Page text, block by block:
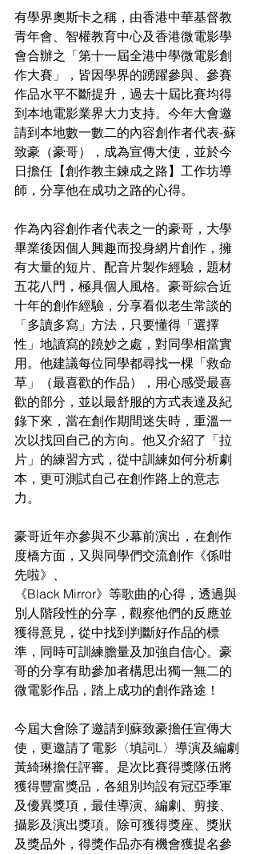
有學界奧斯卡之稱，由香港中華基督教
青年會、智權教育中心及香港微電影學
會合辦之「第十一屆全港中學微電影創
作大賽」，皆因學界的踴躍參與、參賽
作品水平不斷提升，過去十屆比賽均得
到本地電影業界大力支持。今年大會邀
請到本地數一數二的內容創作者代表-蘇
致豪（豪哥），成為宣傳大使，並於今
日擔任【創作教主鍊成之路】工作坊導
師，分享他在成功之路的心得。
作為內容創作者代表之一的豪哥，大學
畢業後因個人興趣而投身網片創作，擁
有大量的短片、配音片製作經驗，題材
五花八門，極具個人風格。豪哥綜合近
十年的創作經驗，分享看似老生常談的
「多讀多寫」方法，只要懂得「選擇
性」地讀寫的蹺妙之處，對同學相當實
用。他建議每位同學都尋找一棵「救命
草」（最喜歡的作品），用心感受最喜
歡的部分，並以最舒服的方式表達及紀
錄下來，當在創作期間迷失時，重溫一
次以找回自己的方向。他又介紹了「拉
片」的練習方式，從中訓練如何分析劇
本，更可測試自己在創作路上的意志
力。
豪哥近年亦參與不少幕前演出，在創作
度橋方面，又與同學們交流創作《係咁
先啦》、
《Black Mirror》等歌曲的心得，透過與
別人階段性的分享，觀察他們的反應並
獲得意見，從中找到判斷好作品的標
準，同時可訓練膽量及加強自信心。豪
哥的分享有助參加者構思出獨一無二的
微電影作品，踏上成功的創作路途！
今屆大會除了邀請到蘇致豪擔任宣傳大
使，更邀請了電影〈填詞L〉導演及編劇
黃綺琳擔任評審。是次比賽得獎隊伍將
獲得豐富獎品，各組別均設有冠亞季軍
及優異獎項，最佳導演、編劇、剪接、
攝影及演出獎項。除可獲得獎座、獎狀
及獎品外，得獎作品亦有機會獲提名參